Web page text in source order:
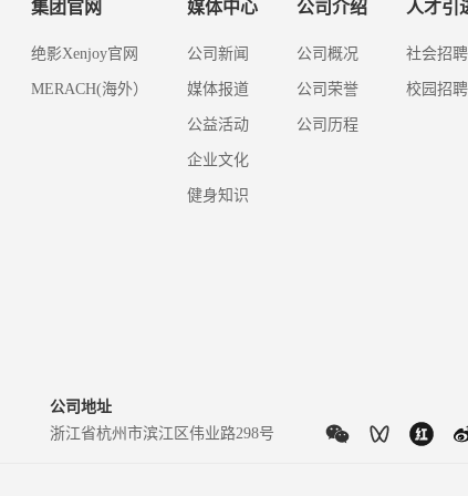
集团官网
绝影Xenjoy官网
MERACH(海外）
媒体中心
公司新闻
媒体报道
公益活动
企业文化
健身知识
公司介绍
公司概况
公司荣誉
公司历程
人才引
社会招聘
校园招聘
公司地址
浙江省杭州市滨江区伟业路298号